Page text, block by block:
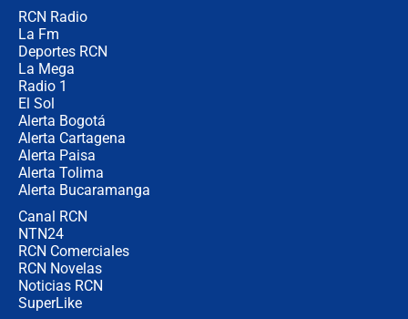
RCN Radio
La Fm
Deportes RCN
La Mega
Radio 1
El Sol
Alerta Bogotá
Alerta Cartagena
Alerta Paisa
Alerta Tolima
Alerta Bucaramanga
Canal RCN
NTN24
RCN Comerciales
RCN Novelas
Noticias RCN
SuperLike